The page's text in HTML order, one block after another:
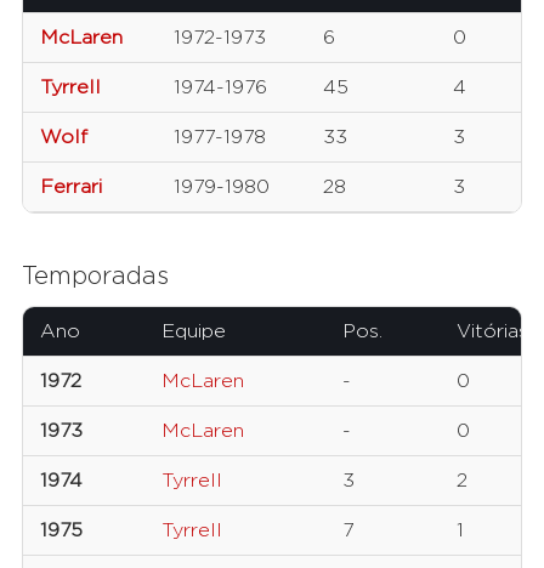
McLaren 1972-1973 6 0
Tyrrell 1974-1976 45 4
Wolf 1977-1978 33 3
Ferrari 1979-1980 28 3
Temporadas
Ano Equipe Pos. Vitórias
1972 McLaren - 0
1973 McLaren - 0
1974 Tyrrell 3 2
1975 Tyrrell 7 1